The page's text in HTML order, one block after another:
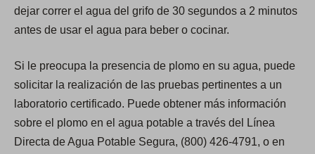
dejar correr el agua del grifo de 30 segundos a 2 minutos
antes de usar el agua para beber o cocinar.
Si le preocupa la presencia de plomo en su agua, puede
solicitar la realización de las pruebas pertinentes a un
laboratorio certificado. Puede obtener más información
sobre el plomo en el agua potable a través del Línea
Directa de Agua Potable Segura, (800) 426-4791, o en